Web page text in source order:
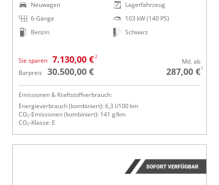
Neuwagen
6-Gänge
Benzin
Lagerfahrzeug
103 kW (140 PS)
Schwarz
Sie sparen 7.130,00 €2
Barpreis 30.500,00 €
Mtl. ab
287,00 €1
Emissionen & Kraftstoffverbrauch:
Energieverbrauch (kombiniert): 6,3 l/100 km
CO₂-Emissionen (kombiniert): 141 g/km
CO₂-Klasse: E